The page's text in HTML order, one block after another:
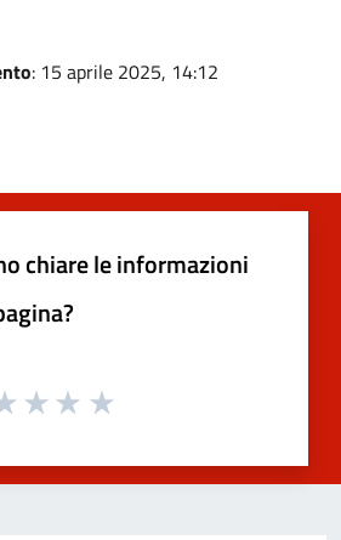
: 15 aprile 2025, 14:12
chiare le informazioni